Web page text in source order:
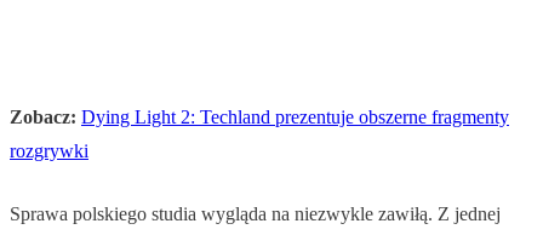
Zobacz: Dying Light 2: Techland prezentuje obszerne fragmenty
rozgrywki
Sprawa polskiego studia wygląda na niezwykle zawiłą. Z jednej